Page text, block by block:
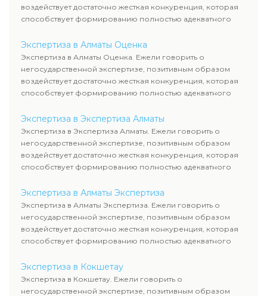
воздействует достаточно жесткая конкуренция, которая
способствует формированию полностью адекватного
Экспертиза в Алматы Оценка
Экспертиза в Алматы Оценка. Ежели говорить о
негосударственной экспертизе, позитивным образом
воздействует достаточно жесткая конкуренция, которая
способствует формированию полностью адекватного
Экспертиза в Экспертиза Алматы
Экспертиза в Экспертиза Алматы. Ежели говорить о
негосударственной экспертизе, позитивным образом
воздействует достаточно жесткая конкуренция, которая
способствует формированию полностью адекватного
Экспертиза в Алматы Экспертиза
Экспертиза в Алматы Экспертиза. Ежели говорить о
негосударственной экспертизе, позитивным образом
воздействует достаточно жесткая конкуренция, которая
способствует формированию полностью адекватного
Экспертиза в Кокшетау
Экспертиза в Кокшетау. Ежели говорить о
негосударственной экспертизе, позитивным образом